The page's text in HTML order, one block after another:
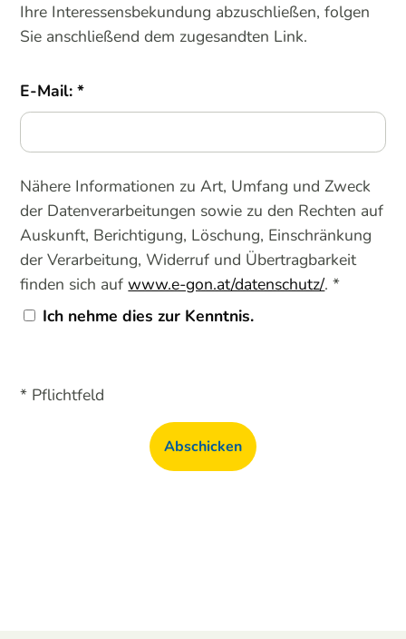
Ihre Interessensbekundung abzuschließen, folgen
Sie anschließend dem zugesandten Link.
E-Mail:
Nähere Informationen zu Art, Umfang und Zweck
der Datenverarbeitungen sowie zu den Rechten auf
Auskunft, Berichtigung, Löschung, Einschränkung
der Verarbeitung, Widerruf und Übertragbarkeit
finden sich aufwww.e-gon.at/datenschutz/. *
Ich nehme dies zur Kenntnis.
* Pflichtfeld
Abschicken